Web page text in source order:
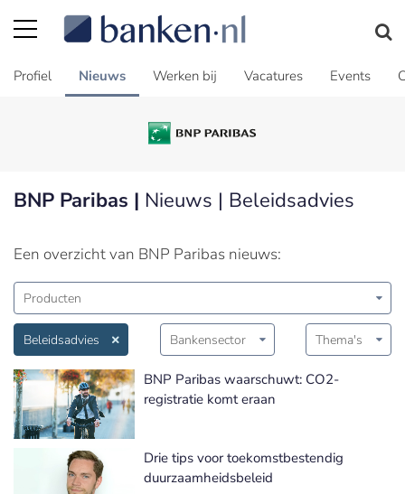
Profiel Nieuws Werken bij Vacatures Events
BNP Paribas | Nieuws | Beleidsadvies
Een overzicht van BNP Paribas nieuws:
Producten
Beleidsadvies Bankensector Thema's
BNP Paribas waarschuwt: CO2-
registratie komt eraan
Drie tips voor toekomstbestendig
duurzaamheidsbeleid